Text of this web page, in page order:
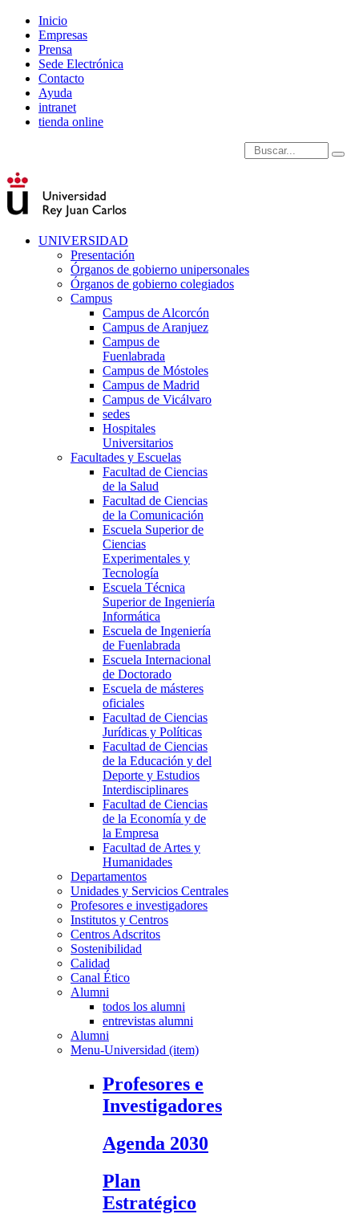
Inicio
Empresas
Prensa
Sede Electrónica
Contacto
Ayuda
intranet
tienda online
Introduce términos de
UNIVERSIDAD
Presentación
Órganos de gobierno unipersonales
Órganos de gobierno colegiados
Campus
Campus de Alcorcón
Campus de Aranjuez
Campus de
Fuenlabrada
Campus de Móstoles
Campus de Madrid
Campus de Vicálvaro
sedes
Hospitales
Universitarios
Facultades y Escuelas
Facultad de Ciencias
de la Salud
Facultad de Ciencias
de la Comunicación
Escuela Superior de
Ciencias
Experimentales y
Tecnología
Escuela Técnica
Superior de Ingeniería
Informática
Escuela de Ingeniería
de Fuenlabrada
Escuela Internacional
de Doctorado
Escuela de másteres
oficiales
Facultad de Ciencias
Jurídicas y Políticas
Facultad de Ciencias
de la Educación y del
Deporte y Estudios
Interdisciplinares
Facultad de Ciencias
de la Economía y de
la Empresa
Facultad de Artes y
Humanidades
Departamentos
Unidades y Servicios Centrales
Profesores e investigadores
Institutos y Centros
Centros Adscritos
Sostenibilidad
Calidad
Canal Ético
Alumni
todos los alumni
entrevistas alumni
Alumni
Menu-Universidad (item)
Profesores e
Investigadores
Agenda 2030
Plan
Estratégico